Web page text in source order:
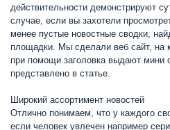
действительности демонстрируют
случае, если вы захотели
менее пустые новостные сводки,
площадки. Мы сделали веб сайт, на
при помощи заголовка выдают мини
представлено в статье.
Широкий ассортимент новостей
Отлично понимаем, что у каждого
если человек увлечен например